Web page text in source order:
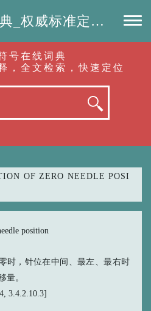
标准化术语符号词典_权威标准定义_专业词汇查询-认准啦（RenZhunLa.com）
号在线词典
，全文检索，快速定位
OF ZERO NEEDLE POSI
position
时，针位在中间、最左、最右时
量。
3.4.2.10.3]